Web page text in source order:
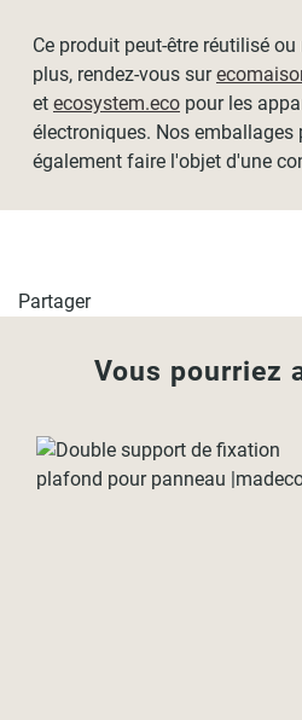
Ce produit peut-être réutilisé
plus, rendez-vous sur
et ecosystem.eco pour les
électroniques. Nos emballages
également faire l'objet d'une
Partager
Vous pourriez